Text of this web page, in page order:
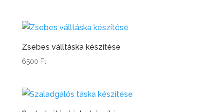
Zsebes válltáska készítése
6500 Ft